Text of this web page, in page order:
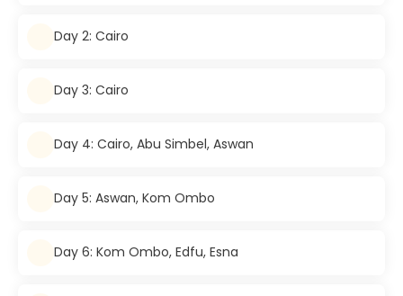
Day 2: Cairo
Day 3: Cairo
Day 4: Cairo, Abu Simbel, Aswan
Day 5: Aswan, Kom Ombo
Day 6: Kom Ombo, Edfu, Esna